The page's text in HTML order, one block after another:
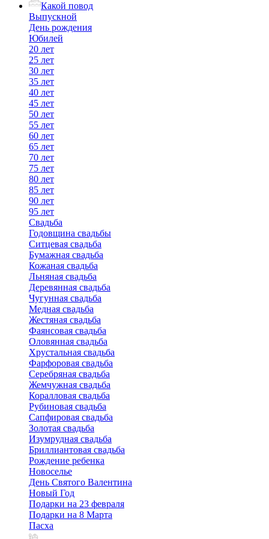
Какой повод
Выпускной
День рождения
Юбилей
20 лет
25 лет
30 лет
35 лет
40 лет
45 лет
50 лет
55 лет
60 лет
65 лет
70 лет
75 лет
80 лет
85 лет
90 лет
95 лет
Свадьба
Годовщина свадьбы
Ситцевая свадьба
Бумажная свадьба
Кожаная свадьба
Льняная свадьба
Деревянная свадьба
Чугунная свадьба
Медная свадьба
Жестяная свадьба
Фаянсовая свадьба
Оловянная свадьба
Хрустальная свадьба
Фарфоровая свадьба
Серебряная свадьба
Жемчужная свадьба
Коралловая свадьба
Рубиновая свадьба
Сапфировая свадьба
Золотая свадьба
Изумрудная свадьба
Бриллиантовая свадьба
Рождение ребенка
Новоселье
День Святого Валентина
Новый Год
Подарки на 23 февраля
Подарки на 8 Марта
Пасха